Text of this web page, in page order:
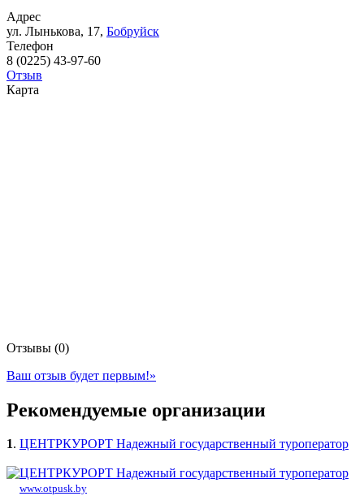
Адрес
ул. Лынькова, 17, Бобруйск
Телефон
8 (0225) 43-97-60
Отзыв
Карта
Отзывы (0)
Ваш отзыв будет первым!»
Рекомендуемые организации
1. ЦЕНТРКУРОРТ Надежный государственный туроператор
www.otpusk.by